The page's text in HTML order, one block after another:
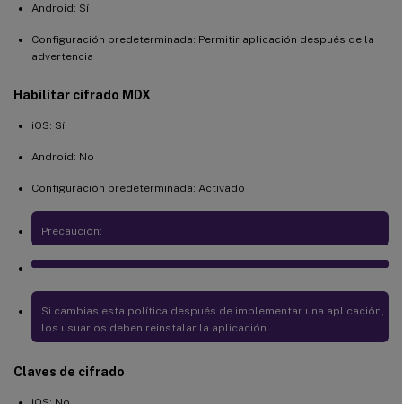
Android: Sí
Configuración predeterminada: Permitir aplicación después de la
advertencia
Habilitar cifrado MDX
iOS: Sí
Android: No
Configuración predeterminada: Activado
Precaución:
Si cambias esta política después de implementar una aplicación,
los usuarios deben reinstalar la aplicación.
Claves de cifrado